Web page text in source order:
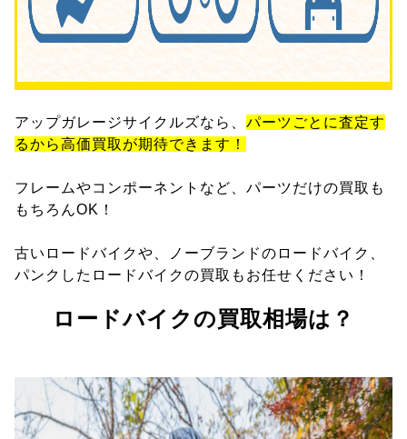
アップガレージサイクルズなら、 パーツごとに査定す
るから高価買取が期待できます！
フレームやコンポーネントなど、パーツだけの買取も
もちろんOK！
古いロードバイクや、ノーブランドのロードバイク、
パンクしたロードバイクの買取もお任せください！
ロードバイクの買取相場は？